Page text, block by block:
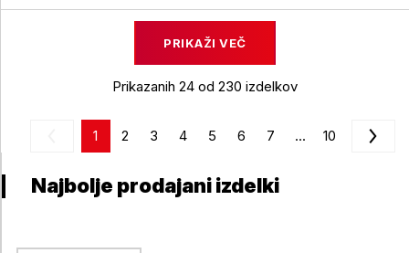
PRIKAŽI VEČ
Prikazanih 24 od 230 izdelkov
1 2 3 4 5 6 7 ... 10
Najbolje prodajani izdelki